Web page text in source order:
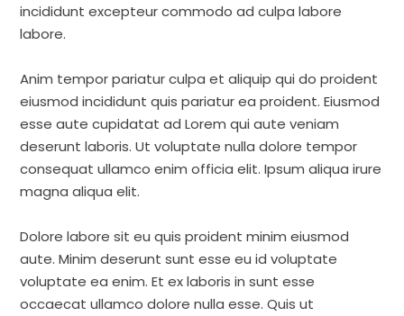
incididunt excepteur commodo ad culpa labore
labore.
Anim tempor pariatur culpa et aliquip qui do proident
eiusmod incididunt quis pariatur ea proident. Eiusmod
esse aute cupidatat ad Lorem qui aute veniam
deserunt laboris. Ut voluptate nulla dolore tempor
consequat ullamco enim officia elit. Ipsum aliqua irure
magna aliqua elit.
Dolore labore sit eu quis proident minim eiusmod
aute. Minim deserunt sunt esse eu id voluptate
voluptate ea enim. Et ex laboris in sunt esse
occaecat ullamco dolore nulla esse. Quis ut